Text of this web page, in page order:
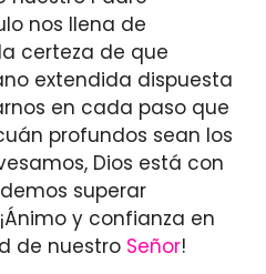
nos llena de
certeza de que
extendida dispuesta
en cada paso que
profundos sean los
Dios está con
superar
y confianza en
de nuestro Señor!